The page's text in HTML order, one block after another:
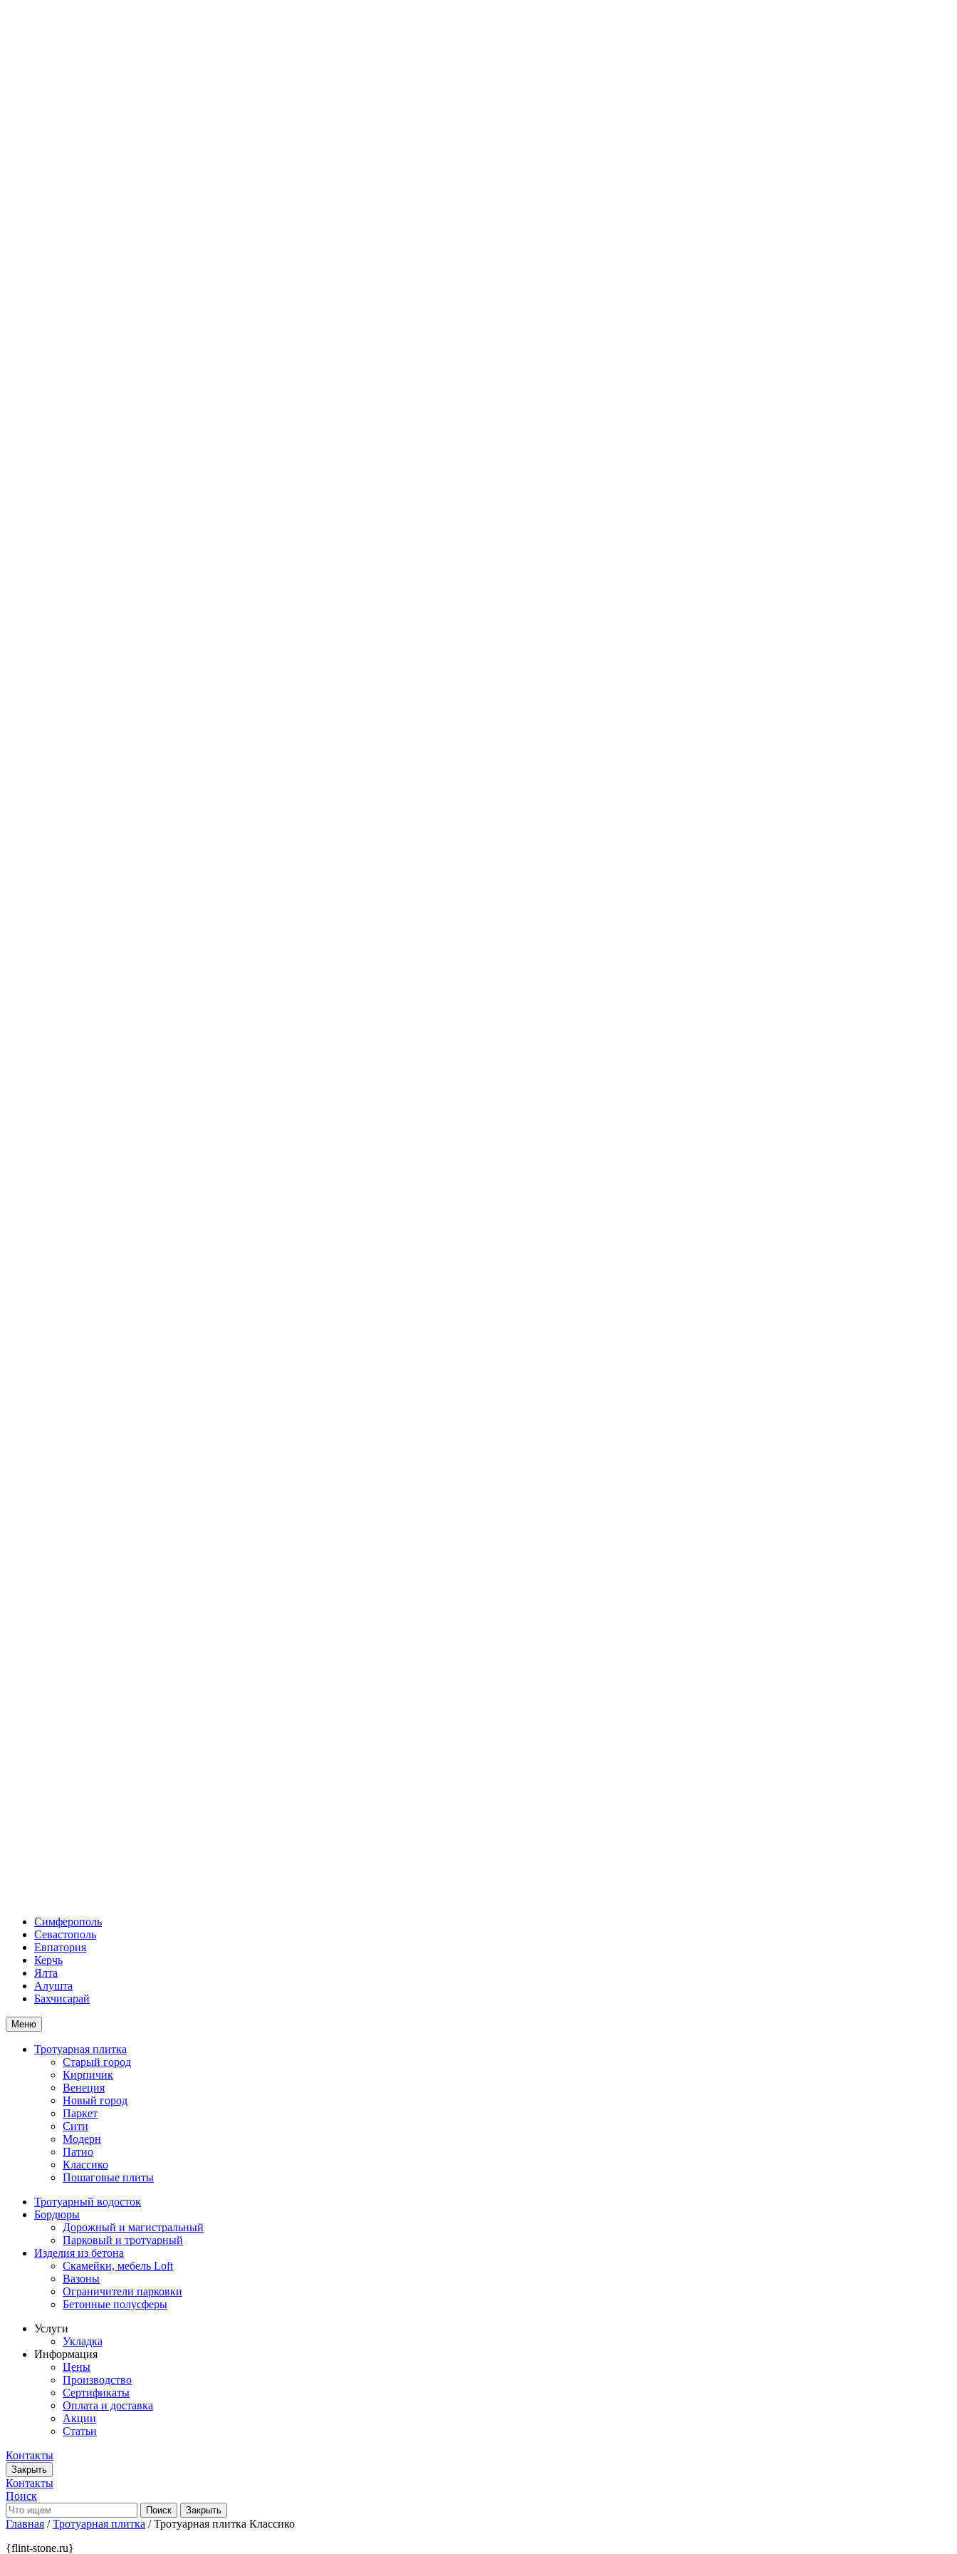
Симферополь
Севастополь
Евпатория
Керчь
Ялта
Алушта
Бахчисарай
Меню
Тротуарная плитка
Старый город
Кирпичик
Венеция
Новый город
Паркет
Сити
Модерн
Патио
Классико
Пошаговые плиты
Тротуарный водосток
Бордюры
Дорожный и магистральный
Парковый и тротуарный
Изделия из бетона
Скамейки, мебель Loft
Вазоны
Ограничители парковки
Бетонные полусферы
Услуги
Укладка
Информация
Цены
Производство
Сертификаты
Оплата и доставка
Акции
Статьи
Контакты
Закрыть
Контакты
Поиск
Закрыть
Главная /Тротуарная плитка / Тротуарная плитка Классико
{flint-stone.ru}